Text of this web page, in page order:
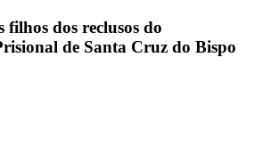
filhos dos reclusos do
de Santa Cruz do Bispo